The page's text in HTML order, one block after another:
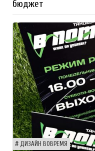
бюджет
ДИЗАЙН ВОВРЕМЯ